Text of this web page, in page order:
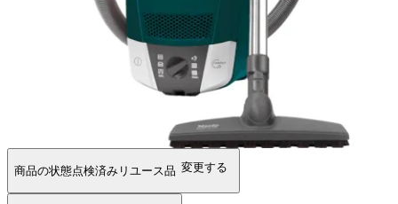
商品の状態点検済みリユース品 変更する